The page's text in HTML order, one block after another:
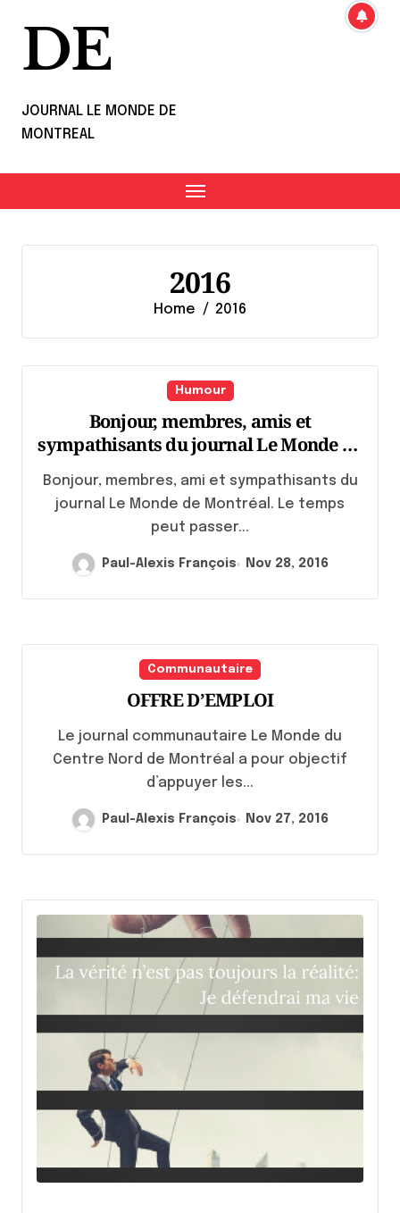
DE
JOURNAL LE MONDE DE
MONTREAL
2016
Home 2016
Humour
Bonjour, membres, amis et
sympathisants du journal Le Monde de
Bonjour, membres, ami et sympathisants du
journal Le Monde de Montréal. Le temps
peut passer...
Paul-Alexis François Nov 28, 2016
Communautaire
OFFRE D’EMPLOI
Le journal communautaire Le Monde du
Centre Nord de Montréal a pour objectif
d’appuyer les...
Paul-Alexis François Nov 27, 2016